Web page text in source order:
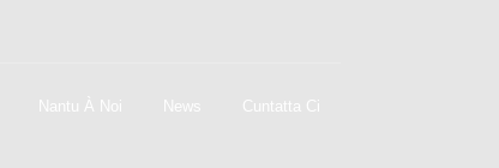
Nantu À Noi News Cuntatta Ci